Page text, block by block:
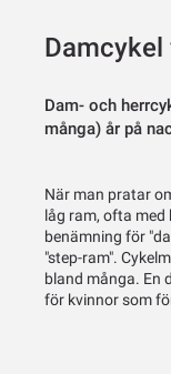
Dam- och
många) år på
När man pratar
låg ram, ofta med
benämning för
"step-ram".
bland många. En
för kvinnor som